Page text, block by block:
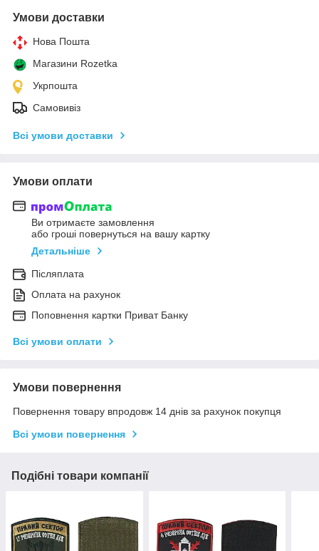
Умови доставки
Нова Пошта
Магазини Rozetka
Укрпошта
Самовивіз
Всі умови доставки
Умови оплати
Ви отримаєте замовлення
або гроші повернуться на вашу картку
Детальніше
Післяплата
Оплата на рахунок
Поповнення картки Приват Банку
Всі умови оплати
Умови повернення
Повернення товару впродовж 14 днів за рахунок покупця
Всі умови повернення
Подібні товари компанії